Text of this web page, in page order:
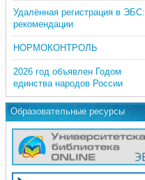
Удалённая регистрация в ЭБС:
рекомендации
НОРМОКОНТРОЛЬ
2026 год объявлен Годом
единства народов России
Образовательные ресурсы